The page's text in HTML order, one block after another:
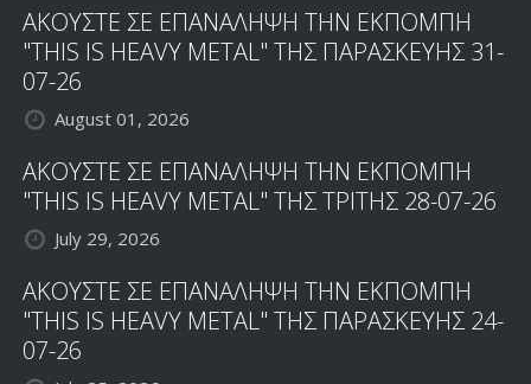
ΑΚΟΥΣΤΕ ΣΕ ΕΠΑΝΑΛΗΨΗ ΤΗΝ ΕΚΠΟΜΠΗ
"THIS IS HEAVY METAL" ΤΗΣ ΠΑΡΑΣΚΕΥΗΣ 31-
07-26
August 01, 2026
ΑΚΟΥΣΤΕ ΣΕ ΕΠΑΝΑΛΗΨΗ ΤΗΝ ΕΚΠΟΜΠΗ
"THIS IS HEAVY METAL" ΤΗΣ ΤΡΙΤΗΣ 28-07-26
July 29, 2026
ΑΚΟΥΣΤΕ ΣΕ ΕΠΑΝΑΛΗΨΗ ΤΗΝ ΕΚΠΟΜΠΗ
"THIS IS HEAVY METAL" ΤΗΣ ΠΑΡΑΣΚΕΥΗΣ 24-
07-26